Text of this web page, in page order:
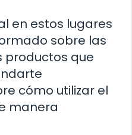
en estos lugares
sobre las
productos que
cómo utilizar el
manera